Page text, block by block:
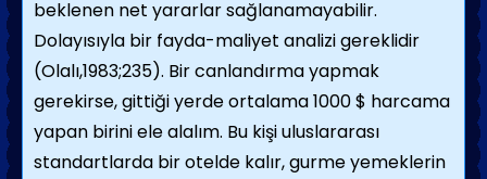
beklenen net yararlar sağlanamayabilir.
Dolayısıyla bir fayda-maliyet analizi gereklidir
(Olalı,1983;235). Bir canlandırma yapmak
gerekirse, gittiği yerde ortalama 1000 $ harcama
yapan birini ele alalım. Bu kişi uluslararası
standartlarda bir otelde kalır, gurme yemeklerin